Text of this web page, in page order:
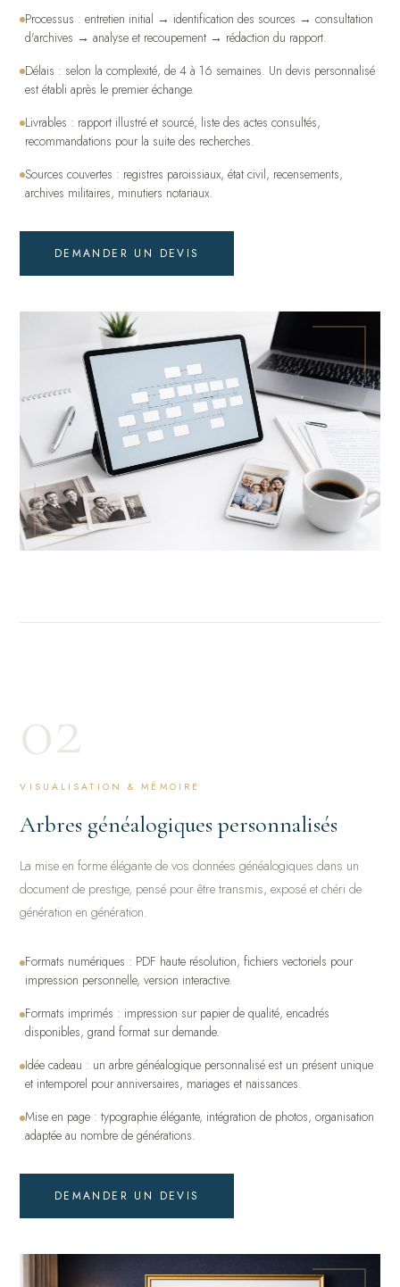
Processus : entretien initial → identification des sources → consultation
d'archives → analyse et recoupement → rédaction du rapport.
Délais : selon la complexité, de 4 à 16 semaines. Un devis personnalisé
est établi après le premier échange.
Livrables : rapport illustré et sourcé, liste des actes consultés,
recommandations pour la suite des recherches.
Sources couvertes : registres paroissiaux, état civil, recensements,
archives militaires, minutiers notariaux.
DEMANDER UN DEVIS
02
VISUALISATION & MÉMOIRE
Arbres généalogiques personnalisés
La mise en forme élégante de vos données généalogiques dans un
document de prestige, pensé pour être transmis, exposé et chéri de
génération en génération.
Formats numériques : PDF haute résolution, fichiers vectoriels pour
impression personnelle, version interactive.
Formats imprimés : impression sur papier de qualité, encadrés
disponibles, grand format sur demande.
Idée cadeau : un arbre généalogique personnalisé est un présent unique
et intemporel pour anniversaires, mariages et naissances.
Mise en page : typographie élégante, intégration de photos, organisation
adaptée au nombre de générations.
DEMANDER UN DEVIS